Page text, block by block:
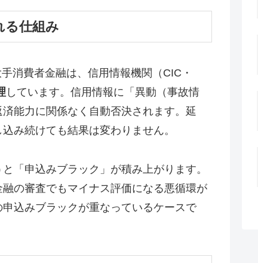
る仕組み
消費者金融は、信用情報機関（CIC・
しています。信用情報に「異動（事故情
能力に関係なく自動否決されます。延
み続けても結果は変わりません。
「申込みブラック」が積み上がります。
の審査でもマイナス評価になる悪循環が
込みブラックが重なっているケースで